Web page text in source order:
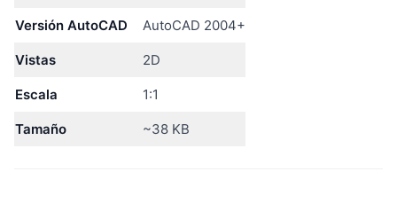
Versión AutoCAD AutoCAD 2004+
Vistas 2D
Escala 1:1
Tamaño ~38 KB